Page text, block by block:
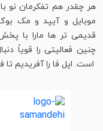
هر چقدر هم تفکرمان نو
موبایل و آیپد و مک
قدیمی تر ها مارا با
چنین فعالیتی را قویاً
است. اپل فا را آفریدیم تا